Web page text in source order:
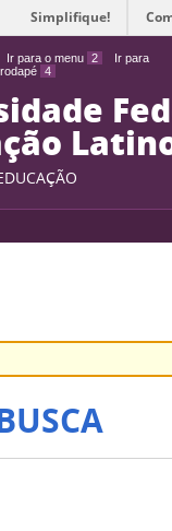
Ir para o menu 2
Ir para
4
Simplifique!